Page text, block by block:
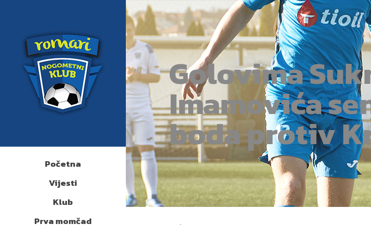
Početna
Vijesti
Klub
Prva momčad
Golovima
Imamovića
boda protiv